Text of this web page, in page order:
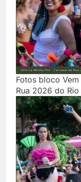
Fotos bloco
Rua 2026 do